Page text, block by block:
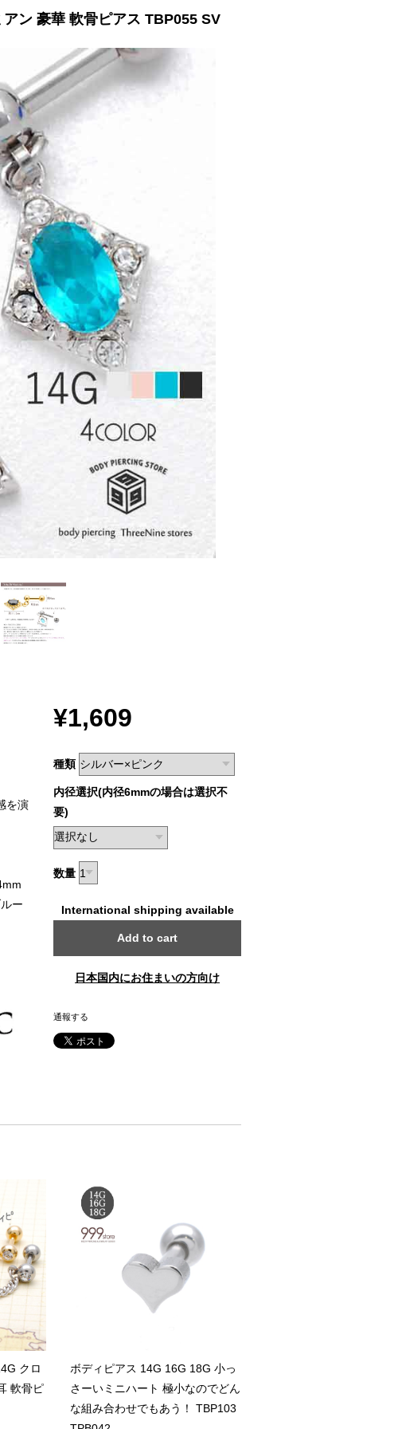
ン 豪華 軟骨ピアス TBP055 SV
を演
ー
¥1,609
種類
内径選択(内径6mmの場合は選択不
要)
数量
International shipping available
Add to cart
日本国内にお住まいの方向け
通報する
クロ
軟骨ピ
ボディピアス 14G 16G 18G 小っ
さーいミニハート 極小なのでどん
な組み合わせでもあう！ TBP103